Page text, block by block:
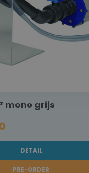
mono grijs
DETAIL
PRE-ORDER